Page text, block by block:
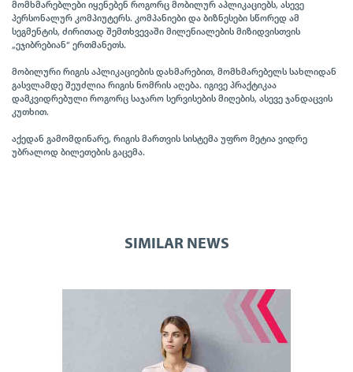
მომხმარებლები იყენებენ როგორც მობილურ აპლიკაციებს, ასევე
პერსონალურ კომპიუტერს. კომპანიები და ბიზნესები სწორედ ამ
სეგმენტის, ძირითად შემთხვევაში მილენიალების მიზიდვისთვის
„ეჯიბრებიან“ ერთმანეთს.
მობილური რიგის აპლიკაციების დახმარებით, მომხმარებელს სახლიდან
გასვლამდე შეუძლია რიგის ნომრის აღება. იგივე პრაქტიკაა
დამკვიდრებული როგორც საჯარო სერვისების მიღების, ასევე ჯანდაცვის
კუთხით.
აქედან გამომდინარე, რიგის მართვის სისტემა უფრო მეტია ვიდრე
უბრალოდ ბილეთების გაცემა.
SIMILAR NEWS